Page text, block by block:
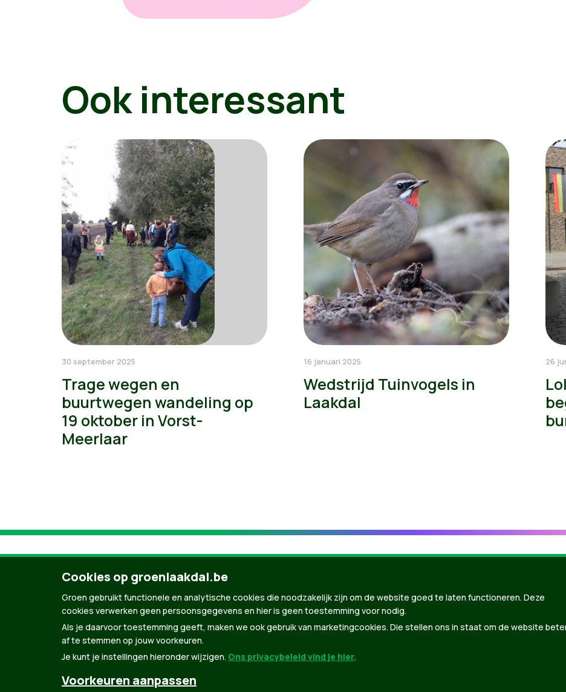
Ook interessant
30 september 2025
Trage wegen en
buurtwegen wandeling op
19 oktober in Vorst-
Meerlaar
16 januari 2025
Wedstrijd Tuinvogels in
Laakdal
26
© Copyright Groen 2026 | Gemaakt metNationBuilder| Gebouwd door
Cookies op groenlaakdal.be
Groen gebruikt functionele en analytische cookies die noodzakelijk zijn om de website goed te laten functioneren. Deze
cookies verwerken geen persoonsgegevens en hier is geen toestemming voor nodig.
Als je daarvoor toestemming geeft, maken we ook gebruik van marketingcookies. Die stellen ons in staat om de website
af te stemmen op jouw voorkeuren.
Je kunt je instellingen hieronder wijzigen. Ons privacybeleid vind je hier.
Voorkeuren aanpassen